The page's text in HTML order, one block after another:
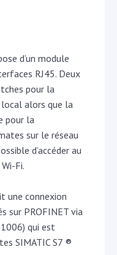
d’un module
RJ45. Deux
pour la
alors que la
pour la
sur le réseau
d’accéder au
Fi.
une connexion
sur PROFINET via
qui est
SIMATIC S7 ®